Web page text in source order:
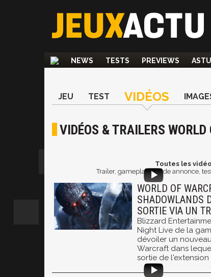
NEWS TESTS PREVIEWS
JEU TEST VIDÉOS
VIDÉOS & TRAILERS
Toutes les
Trailer, gameplay, bande annonce,
WORLD OF
SHADOWLANDS
SORTIE VIA UN
Blizzard
Night Live de la
dévoiler un
Warcraft dans
sortie de